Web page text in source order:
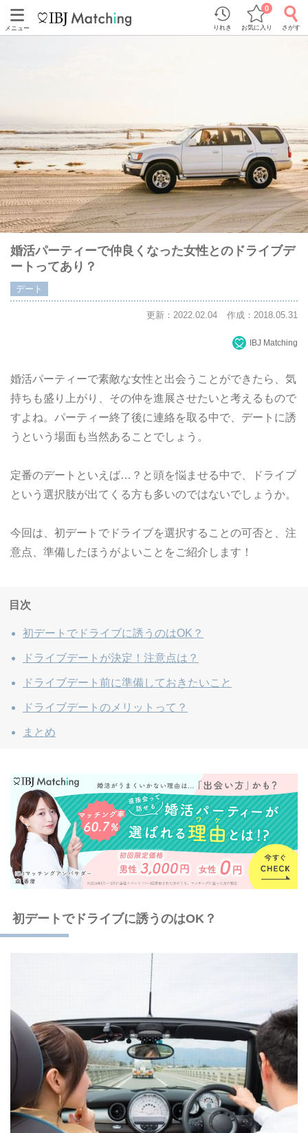
メニュー りれき お気に入り
0
さがす
婚活パーティーで仲良くなった女性とのドライブデ
ートってあり？
デート
更新：2022.02.04 作成：2018.05.31
IBJ Matching
婚活パーティーで素敵な女性と出会うことができたら、気
持ちも盛り上がり、その仲を進展させたいと考えるもので
すよね。パーティー終了後に連絡を取る中で、デートに誘
うという場面も当然あることでしょう。
定番のデートといえば…？と頭を悩ませる中で、ドライブ
という選択肢が出てくる方も多いのではないでしょうか。
今回は、初デートでドライブを選択することの可否と、注
意点、準備したほうがよいことをご紹介します！
目次
初デートでドライブに誘うのはOK？
ドライブデートが決定！注意点は？
ドライブデート前に準備しておきたいこと
ドライブデートのメリットって？
まとめ
初デートでドライブに誘うのはOK？